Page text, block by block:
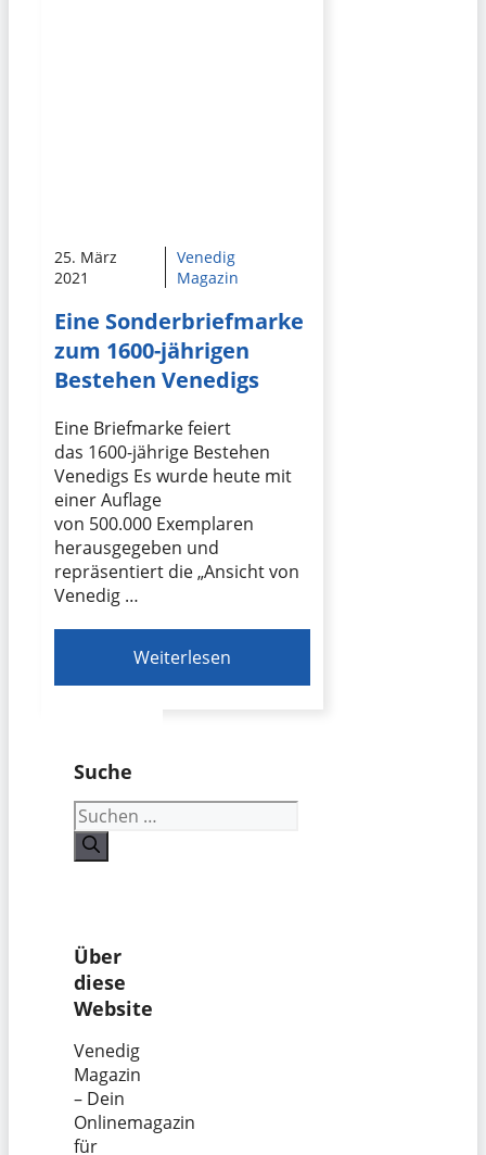
25. März
2021
Venedig
Magazin
Eine Sonderbriefmarke
zum 1600-jährigen
Bestehen Venedigs
Eine Briefmarke feiert
das 1600-jährige Bestehen
Venedigs Es wurde heute mit
einer Auflage
von 500.000 Exemplaren
herausgegeben und
repräsentiert die „Ansicht von
Venedig …
Weiterlesen
Suche
Suchen
nach:
Über
diese
Website
Venedig
Magazin
– Dein
Onlinemagazin
für